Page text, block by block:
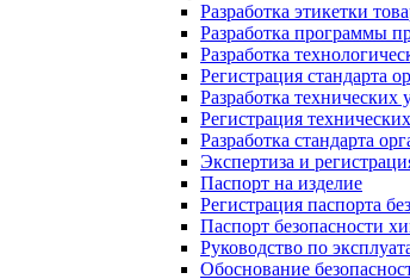
Разработка этикетки
Разработка программы
Разработка
Регистрация стандарта
Разработка
Регистрация
Разработка стандарта
Экспертиза и
Паспорт на изделие
Регистрация паспорта
Паспорт безопасности
Руководство по
Обоснование